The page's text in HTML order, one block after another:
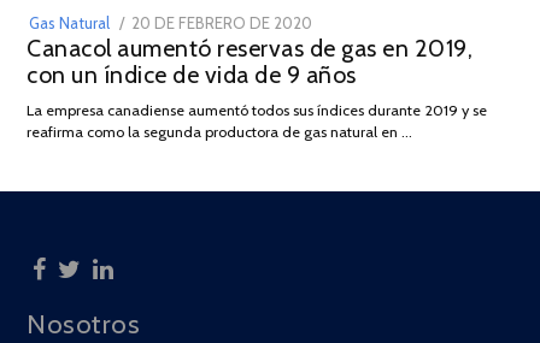
Gas Natural
POSTED
ON
20 DE FEBRERO DE 2020
DE
JULIO
2025
Canacol aumentó reservas de gas en 2019,
con un índice de vida de 9 años
La empresa canadiense aumentó todos sus índices durante 2019 y se
reafirma como la segunda productora de gas natural en …
Nosotros